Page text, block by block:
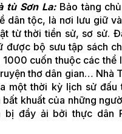
tù Sơn La:Bảo tàng
dân tộc, là nơi lưu giữ
từ thời tiền sử, sơ sử.
được bộ sưu tập sách
cuốn thuộc các thể
thơ dân gian… Nhà
một thời kỳ lịch sử đấu
bất khuất của những
bị đầy ải bởi thực dân